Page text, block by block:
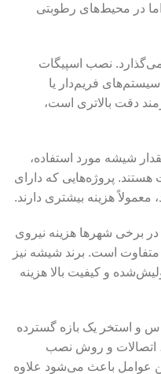
در محیط‌های رطوبتی
می‌گذارد. نصب اسپیگات
فریم‌دار یا
دقت بالاتری است،
شیشه مورد استفاده،
پروژه‌هایی که دارای
هزینه بیشتری دارند.
در برخی شهرها هزینه نیروی
است. برند شیشه نیز
و کیفیت بالا هزینه
و استخر یک بازه گسترده
اتصالات و روش نصب
عوامل باعث می‌شود علاوه